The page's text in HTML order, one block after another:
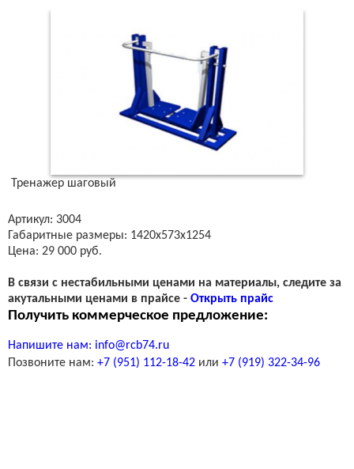
Тренажер шаговый
Артикул: 3004
Габаритные размеры: 1420х573х1254
Цена: 29 000 руб.
В связи с нестабильными ценами на материалы, следите за
акутальными ценами в прайсе - Открыть прайс
Получить коммерческое предложение:
Напишите нам: info@rcb74.ru
Позвоните нам: +7 (951) 112-18-42 или +7 (919) 322-34-96